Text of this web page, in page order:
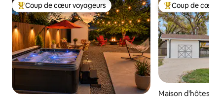
Coups de cœur voyageurs les plus appréciés
Coup de cœur voyageurs Coups de cœur
Coup de cœur
Maison d'hôtes ⋅